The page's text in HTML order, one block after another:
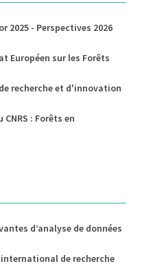
2025 - Perspectives 2026
Européen sur les Forêts
recherche et d'innovation
: Forêts en
d’analyse de données
de recherche